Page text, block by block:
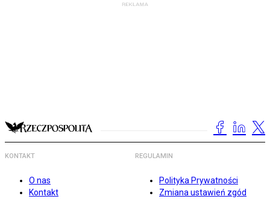
KONTAKT
O nas
Kontakt
REGULAMIN
Polityka Prywatności
Zmiana ustawień zgód